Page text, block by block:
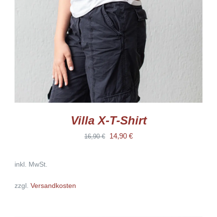
AUF.
DIE
OPTIONEN
KÖNNEN
PRODUKTSEITE
GEWÄHLT
WERDEN
Villa X-T-Shirt
16,90€
Ursprünglicher
14,90 €Aktueller
inkl. MwSt.
zzgl. Versandkosten